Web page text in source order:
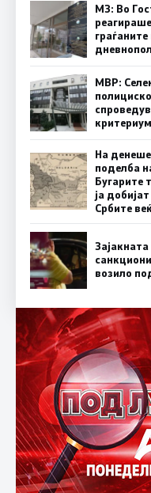
МЗ: Во
МВР:
На
поделба
Бугарите
ја
Србите
возило